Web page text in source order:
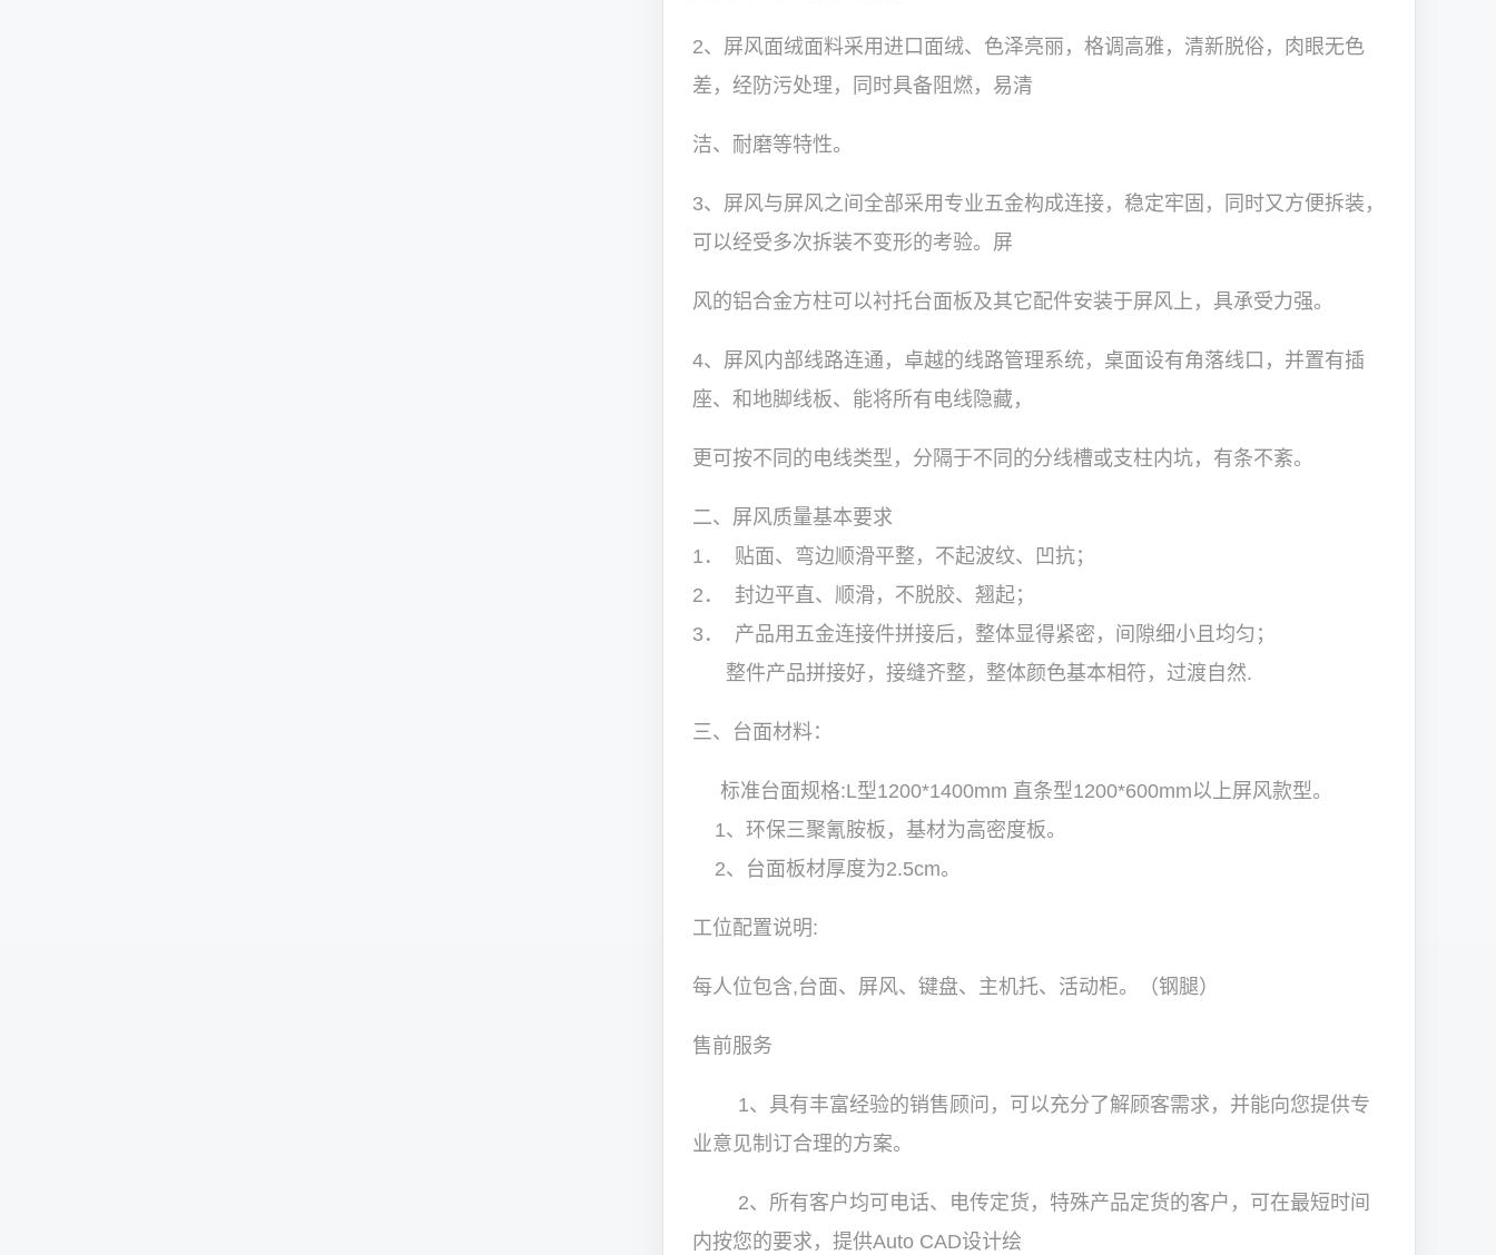
2、屏风面绒面料采用进口面绒、色泽亮丽，格调高雅，清新脱俗，肉眼无色
差，经防污处理，同时具备阻燃，易清
洁、耐磨等特性。
3、屏风与屏风之间全部采用专业五金构成连接，稳定牢固，同时又方便拆装，
可以经受多次拆装不变形的考验。屏
风的铝合金方柱可以衬托台面板及其它配件安装于屏风上，具承受力强。
4、屏风内部线路连通，卓越的线路管理系统，桌面设有角落线口，并置有插
座、和地脚线板、能将所有电线隐藏，
更可按不同的电线类型，分隔于不同的分线槽或支柱内坑，有条不紊。
二、屏风质量基本要求
1． 贴面、弯边顺滑平整，不起波纹、凹抗；
2． 封边平直、顺滑，不脱胶、翘起；
3． 产品用五金连接件拼接后，整体显得紧密，间隙细小且均匀；
整件产品拼接好，接缝齐整，整体颜色基本相符，过渡自然.
三、台面材料：
标准台面规格:L型1200*1400mm 直条型1200*600mm以上屏风款型。
1、环保三聚氰胺板，基材为高密度板。
2、台面板材厚度为2.5cm。
工位配置说明:
每人位包含,台面、屏风、键盘、主机托、活动柜。（钢腿）
售前服务
1、具有丰富经验的销售顾问，可以充分了解顾客需求，并能向您提供专
业意见制订合理的方案。
2、所有客户均可电话、电传定货，特殊产品定货的客户，可在最短时间
内按您的要求，提供Auto CAD设计绘